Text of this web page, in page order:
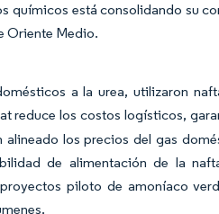
químicos está consolidando su
Oriente Medio.
a la urea, utilizaron
reduce los costos logísticos,
los precios del gas
de alimentación de la
piloto de amoníaco